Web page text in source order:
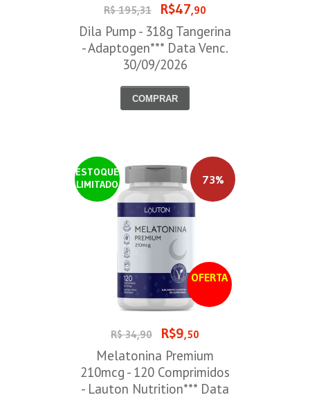
R$ 195,31 R$47,90
Dila Pump - 318g Tangerina
- Adaptogen*** Data Venc.
30/09/2026
COMPRAR
ESTOQUE
LIMITADO
OFERTA
73%
R$ 34,90 R$9,50
Melatonina Premium
210mcg - 120 Comprimidos
- Lauton Nutrition*** Data